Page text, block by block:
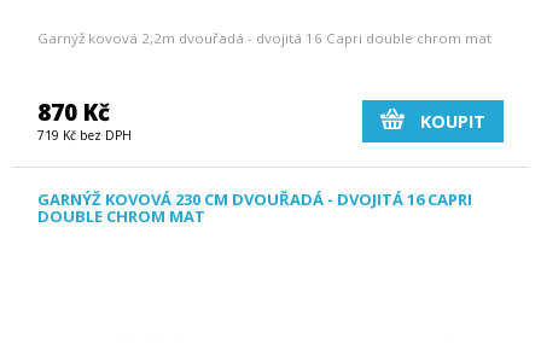
Garnýž kovová 2,2m dvouřadá - dvojitá 16 Capri double chrom mat
870 Kč
719 Kč bez DPH
KOUPIT
GARNÝŽ KOVOVÁ 230 CM DVOUŘADÁ - DVOJITÁ 16 CAPRI
DOUBLE CHROM MAT